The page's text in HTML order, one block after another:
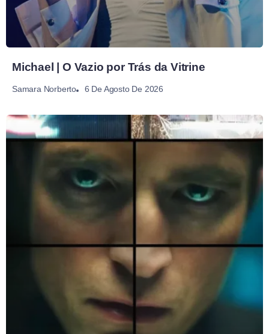
Michael | O Vazio por Trás da Vitrine
Samara Norberto 6 De Agosto De 2026